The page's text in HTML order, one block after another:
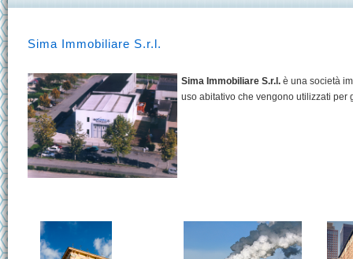
Sima Immobiliare S.r.l.
Sima Immobiliare S.r.l. è una società
uso abitativo che vengono utilizzati per